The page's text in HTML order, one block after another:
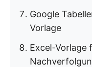
Google
Vorlage
Excel-Vorlage